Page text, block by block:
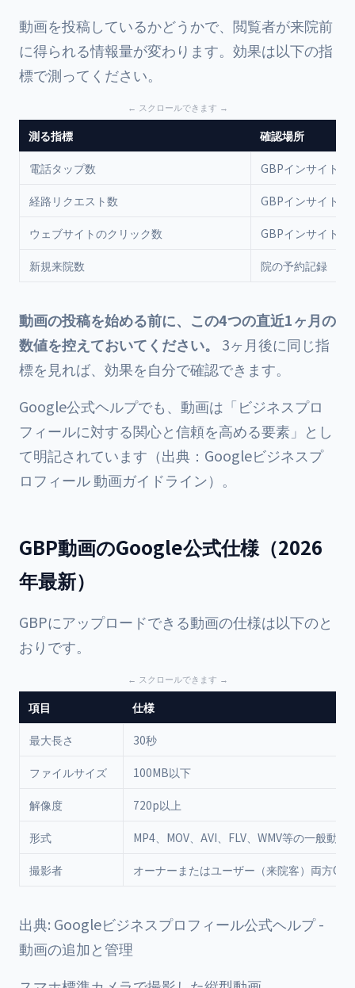
動画を投稿しているかどうかで、閲覧者が来院前
に得られる情報量が変わります。効果は以下の指
標で測ってください。
測る指標 確認場所
電話タップ数 GBPインサイト
経路リクエスト数 GBPインサイト
ウェブサイトのクリック数 GBPインサイト
新規来院数 院の予約記録
動画の投稿を始める前に、この4つの直近1ヶ月の
数値を控えておいてください。
3ヶ月後に同じ指
標を見れば、効果を自分で確認できます。
Google公式ヘルプでも、動画は「ビジネスプロ
フィールに対する関心と信頼を高める要素」とし
て明記されています（出典： Googleビジネスプ
ロフィール 動画ガイドライン）。
GBP動画のGoogle公式仕様（2026
年最新）
GBPにアップロードできる動画の仕様は以下のと
おりです。
項目 仕様
最大長さ 30秒
ファイルサイズ 100MB以下
解像度 720p以上
形式 MP4、MOV、AVI、FLV、WMV等の一般動画
撮影者 オーナーまたはユーザー（来院客）両方OK
出典: Googleビジネスプロフィール公式ヘルプ -
動画の追加と管理